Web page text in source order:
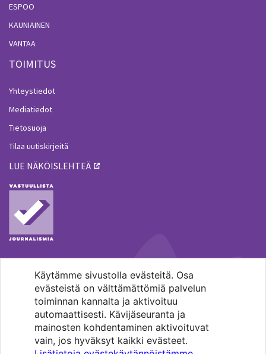
Käytämme sivustolla evästeitä. Osa
evästeistä on välttämättömiä palvelun
toiminnan kannalta ja aktivoituu
automaattisesti. Kävijäseuranta ja
mainosten kohdentaminen aktivoituvat
vain, jos hyväksyt kaikki evästeet.
ESPOO
KAUNIAINEN
VANTAA
TOIMITUS
Yhteystiedot
Mediatiedot
Tietosuoja
Tilaa uutiskirjeitä
LUE NÄKÖISLEHTEÄ
MENOHAKU